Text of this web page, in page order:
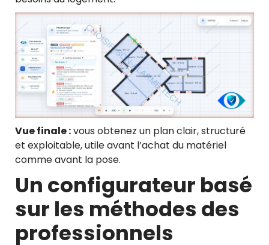
Vue finale :vous obtenez un plan clair, structuré
et exploitable, utile avant l’achat du matériel
comme avant la pose.
Un configurateur basé
sur les méthodes des
professionnels